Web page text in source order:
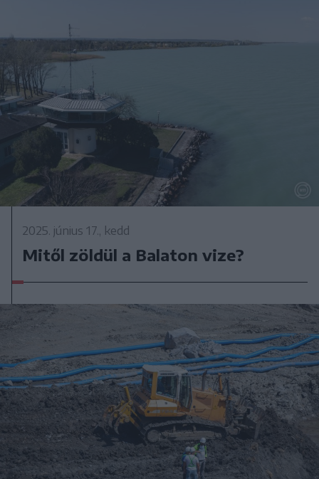
2025. június 17., kedd
Mitől zöldül a Balaton vize?